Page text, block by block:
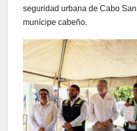
seguridad urbana de Cabo
munícipe cabeño.